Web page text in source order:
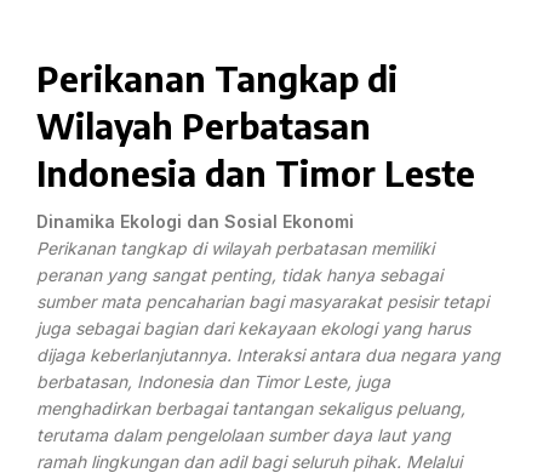
Perikanan Tangkap di
Wilayah Perbatasan
Indonesia dan Timor Leste
Dinamika Ekologi dan Sosial Ekonomi
Perikanan tangkap di wilayah perbatasan memiliki
peranan yang sangat penting, tidak hanya sebagai
sumber mata pencaharian bagi masyarakat pesisir tetapi
juga sebagai bagian dari kekayaan ekologi yang harus
dijaga keberlanjutannya. Interaksi antara dua negara yang
berbatasan, Indonesia dan Timor Leste, juga
menghadirkan berbagai tantangan sekaligus peluang,
terutama dalam pengelolaan sumber daya laut yang
ramah lingkungan dan adil bagi seluruh pihak. Melalui